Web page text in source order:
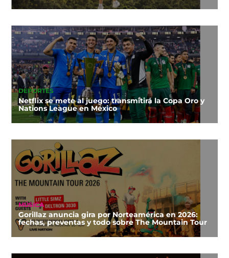
DEPORTES
Netflix se mete al juego: transmitirá la Copa Oro y
Nations League en México
MÚSICA
Gorillaz anuncia gira por Norteamérica en 2026:
fechas, preventas y todo sobre The Mountain Tour